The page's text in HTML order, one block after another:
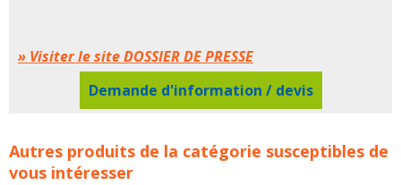
» Visiter le site DOSSIER DE PRESSE
Demande d'information / devis
LAPP en pleine croissance, principalement en Asie
concerne les familles de produits :
Autres produits de la catégorie susceptibles de
vous intéresser